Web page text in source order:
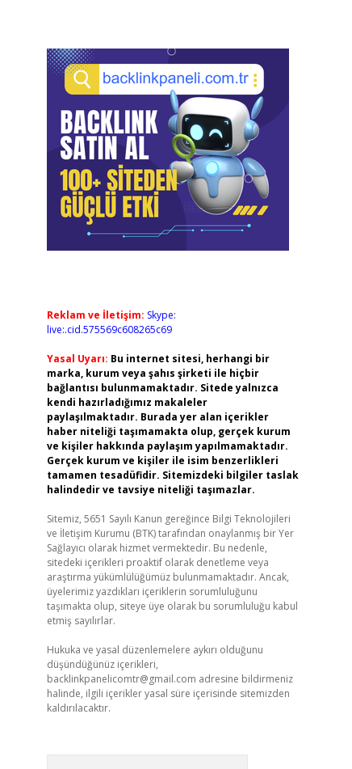
Reklam ve İletişim: Skype:
live:.cid.575569c608265c69
Yasal Uyarı: Bu internet sitesi, herhangi bir
marka, kurum veya şahıs şirketi ile hiçbir
bağlantısı bulunmamaktadır. Sitede yalnızca
kendi hazırladığımız makaleler
paylaşılmaktadır. Burada yer alan içerikler
haber niteliği taşımamakta olup, gerçek kurum
ve kişiler hakkında paylaşım yapılmamaktadır.
Gerçek kurum ve kişiler ile isim benzerlikleri
tamamen tesadüfidir. Sitemizdeki bilgiler taslak
halindedir ve tavsiye niteliği taşımazlar.
Sitemiz, 5651 Sayılı Kanun gereğince Bilgi Teknolojileri
ve İletişim Kurumu (BTK) tarafından onaylanmış bir Yer
Sağlayıcı olarak hizmet vermektedir. Bu nedenle,
sitedeki içerikleri proaktif olarak denetleme veya
araştırma yükümlülüğümüz bulunmamaktadır. Ancak,
üyelerimiz yazdıkları içeriklerin sorumluluğunu
taşımakta olup, siteye üye olarak bu sorumluluğu kabul
etmiş sayılırlar.
Hukuka ve yasal düzenlemelere aykırı olduğunu
düşündüğünüz içerikleri,
backlinkpanelicomtr@gmail.com adresine bildirmeniz
halinde, ilgili içerikler yasal süre içerisinde sitemizden
kaldırılacaktır.